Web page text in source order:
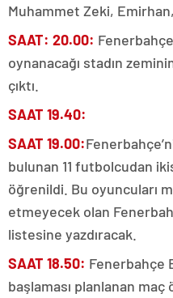
Muhammet Zeki, Emirhan,
SAAT: 20.00:
oynanacağı stadın
çıktı.
SAAT 19.40:
SAAT 19.00:
bulunan 11 futbolcudan
öğrenildi. Bu oyuncuları
etmeyecek olan
listesine yazdıracak.
SAAT 18.50: Fenerbahçe
başlaması planlanan maç